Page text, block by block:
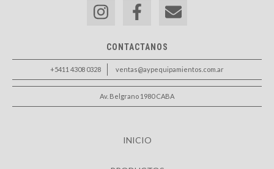
CONTACTANOS
+5411 4308 0328 ventas@aypequipamientos.com.ar
Av. Belgrano 1980 CABA
INICIO